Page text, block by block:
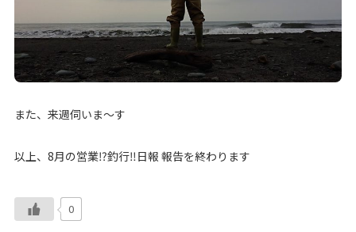
また、来週伺いま～す
以上、8月の営業⁉釣行‼日報 報告を終わります
0